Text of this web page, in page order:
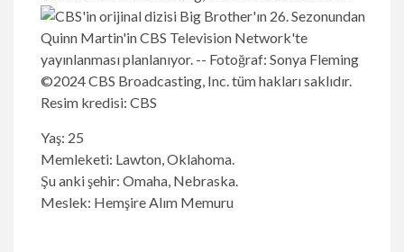
Resim kredisi: CBS
Yaş: 25
Memleketi: Lawton, Oklahoma.
Şu anki şehir: Omaha, Nebraska.
Meslek: Hemşire Alım Memuru